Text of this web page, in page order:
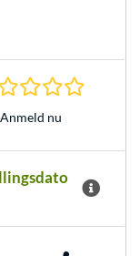
Anmeld nu